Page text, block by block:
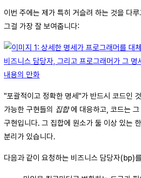
이번 주에는 제가 특히 거슬려 하는 것을 다
그걸 가장 잘 보여줍니다:
"포괄적이고 정확한 명세"가 반드시 코드인
가능한 구현들의 집합에 대응하고, 코드는
구현입니다. 그 집합에 원소가 둘 이상 있는
분리가 있습니다.
다음과 같이 요청하는 비즈니스 담당자(bp)